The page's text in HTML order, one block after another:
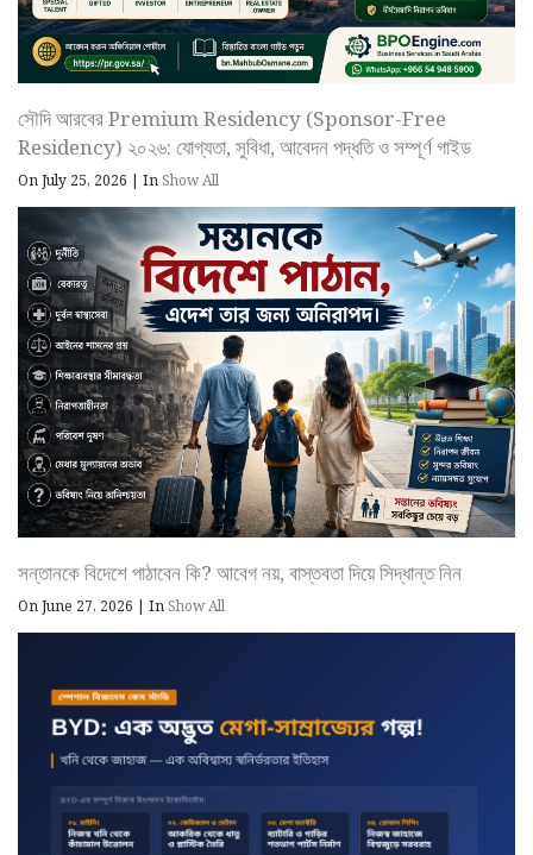
সৌদি আরবের Premium Residency (Sponsor-Free
Residency) ২০২৬: যোগ্যতা, সুবিধা, আবেদন পদ্ধতি ও সম্পূর্ণ গাইড
On July 25, 2026 | InShow All
সন্তানকে বিদেশে পাঠাবেন কি? আবেগ নয়, বাস্তবতা দিয়ে সিদ্ধান্ত নিন
On June 27, 2026 | InShow All